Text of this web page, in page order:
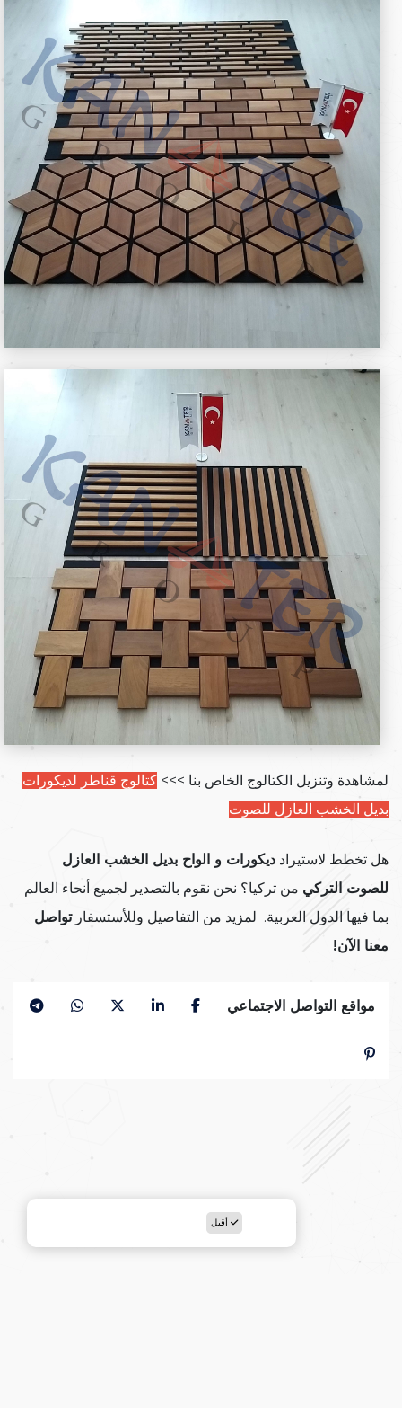
لمشاهدة وتنزيل الكتالوج الخاص بنا >>> كتالوج قناطر لديكورات
بديل الخشب العازل للصوت
هل تخطط لاستيراد ديكورات و الواح بديل الخشب العازل
للصوت التركي من تركيا؟ نحن نقوم بالتصدير لجميع أنحاء العالم
بما فيها الدول العربية. لمزيد من التفاصيل وللأستسفارتواصل
معنا الآن!
مواقع التواصل الاجتماعي
أقبل